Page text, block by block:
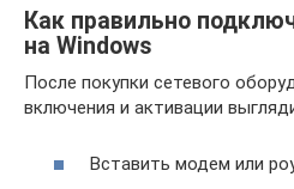
Как правильно
на Windows
После покупки сетевого
включения и активации
Вставить модем или